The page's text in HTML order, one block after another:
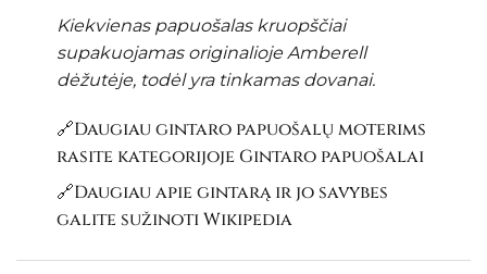
Kiekvienas papuošalas kruopščiai
supakuojamas originalioje Amberell
dėžutėje, todėl yra tinkamas dovanai.
🔗Daugiau gintaro papuošalų moterims
rasite kategorijoje Gintaro papuošalai
🔗Daugiau apie gintarą ir jo savybes
galite sužinotiWikipedia